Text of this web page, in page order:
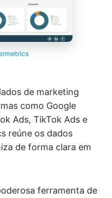
de marketing
como Google
Ads, TikTok Ads e
reúne os dados
de forma clara em
ferramenta de